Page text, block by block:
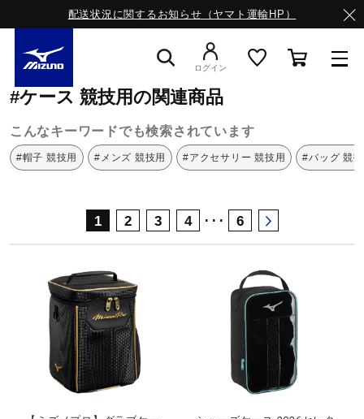
配送状況に関するお知らせ（ヤマト運輸HP）
ライフスタイルウエア
ランニング
サッカー／フットサル
トレーニング
野球
ログイン
ミズノ公式オンライン
#ケース 競技用の関連商品
こんなキーワードでも検索されています
#帽子 競技用 #メンズ 競技用 #アクセサリー 競技用 #バッグ 競
1 2 3 4 ･･･ 6